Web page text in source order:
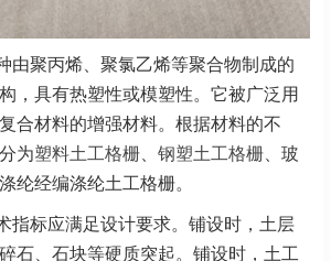
由聚丙烯、聚氯乙烯等聚合物制成的
，具有热塑性或模塑性。它被广泛用
合材料的增强材料。根据材料的不
为塑料土工格栅 钢塑土工格栅 、玻
纶经编涤纶土工格栅。
指标应满足设计要求。铺设时，土层
石、石块等硬质突起。铺设时，土工